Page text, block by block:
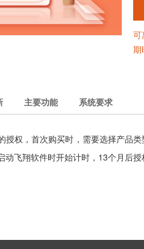
可
期
主要功能 系统要求
授权，首次购买时，需要选择产品
动飞翔软件时开始计时，13个月后